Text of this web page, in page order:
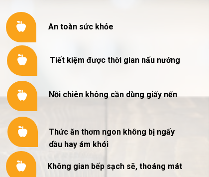
An toàn sức khỏe
Tiết kiệm được thời gian nấu nướng
Nồi chiên không cần dùng giấy nến
Thức ăn thơm ngon không bị ngấy
dầu hay ám khói
Không gian bếp sạch sẽ, thoáng mát